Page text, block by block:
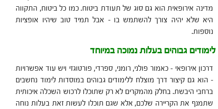
מדינה אירופאית הוא גם סוג של תעודת ביטוח. כמו כל ביטוח, התקווה
היא שלא יהיה צורך להשתמש בו – אבל תמיד טוב שיהיו אופציות
נוספות.
לימודים גבוהים בעלות נמוכה במיוחד
דרכון אירופאי – כאמור פולני, רומני, ספרדי, פורטוגזי ויש עוד אפשרויות
– הוא גם קיצור דרך מוצלח ללימודים גבוהים במוסדות לימוד נחשבים
ברחבי היבשת. בחלק מהמקרים לא רק שתוכלו לרכוש השכלה איכותית
שתמנף את הקריירה שלכם, אלא שגם תוכלו לעשות זאת בעלות נוחה